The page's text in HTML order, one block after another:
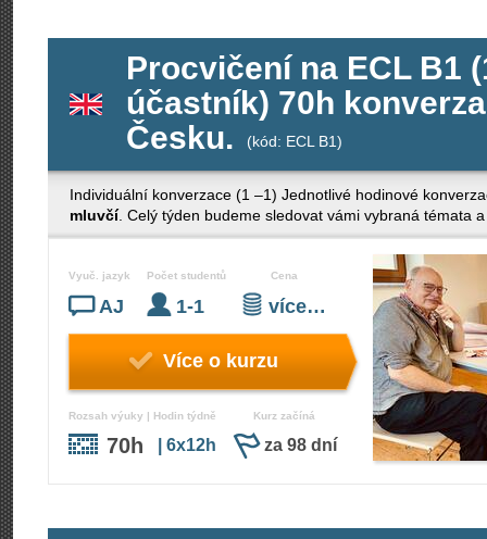
Procvičení na ECL B1
účastník) 70h
Česku.
(kód: ECL B1)
Individuální konverzace (1 –1) Jednotlivé hodinové
mluvčí. Celý týden budeme sledovat vámi vybraná témata
Vyuč. jazyk
AJ
Počet studentů
1-1
Cena
více…
Více o kurzu
Rozsah výuky | Hodin týdně
70h | 6x12h
Kurz začíná
za 98 dní